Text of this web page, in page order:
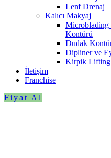
Lenf Drenaj
Kalıcı Makyaj
Microblading
Kontürü
Dudak
Dipliner ve
Kirpik Lifting
İletişim
Franchise
Fiyat Al